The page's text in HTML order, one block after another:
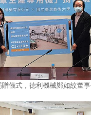
儀式，德利機械鄭如紋董